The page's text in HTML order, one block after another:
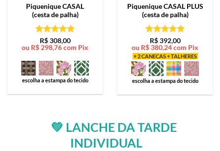
PiqueniqueCASAL
(cesta de palha)
Avaliação5
de 5
R$308,00
ou R$298,76com Pix
escolha a estampa do tecido
PiqueniqueCASAL PLUS
(cesta de palha)
Avaliação5
de 5
R$392,00
ou R$380,24com Pix
+ 2 CANECAS + TALHERES
escolha a estampa do tecido
💚 LANCHE DA TARDE
INDIVIDUAL